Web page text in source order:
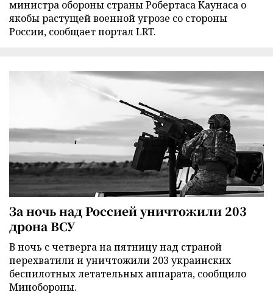
министра обороны страны Робертаса Каунаса о
якобы растущей военной угрозе со стороны
России, сообщает портал LRT.
За ночь над Россией уничтожили 203
дрона ВСУ
В ночь с четверга на пятницу над страной
перехватили и уничтожили 203 украинских
беспилотных летательных аппарата, сообщило
Минобороны.